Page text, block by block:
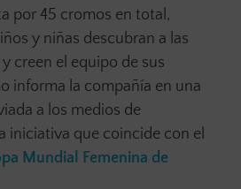
por 45 cromos en total,
y niñas descubran a las
creen el equipo de sus
informa la compañía en una
a los medios de
iniciativa que coincide con el
Mundial Femenina de